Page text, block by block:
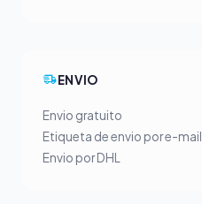
ENVIO
Envio gratuito
Etiqueta de envio por e-mail
Envio por DHL